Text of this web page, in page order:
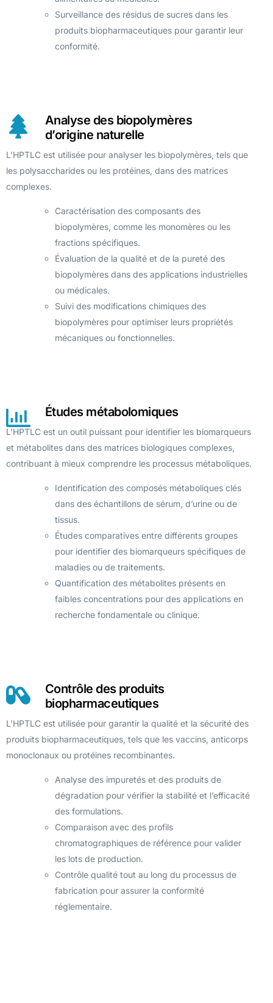
Surveillance des résidus de sucres dans les
produits biopharmaceutiques pour garantir leur
conformité.
Analyse des biopolymères
d’origine naturelle
L’HPTLC est utilisée pour analyser les biopolymères, tels que
les polysaccharides ou les protéines, dans des matrices
complexes.
Caractérisation des composants des
biopolymères, comme les monomères ou les
fractions spécifiques.
Évaluation de la qualité et de la pureté des
biopolymères dans des applications industrielles
ou médicales.
Suivi des modifications chimiques des
biopolymères pour optimiser leurs propriétés
mécaniques ou fonctionnelles.
Études métabolomiques
L’HPTLC est un outil puissant pour identifier les biomarqueurs
et métabolites dans des matrices biologiques complexes,
contribuant à mieux comprendre les processus métaboliques.
Identification des composés métaboliques clés
dans des échantillons de sérum, d’urine ou de
tissus.
Études comparatives entre différents groupes
pour identifier des biomarqueurs spécifiques de
maladies ou de traitements.
Quantification des métabolites présents en
faibles concentrations pour des applications en
recherche fondamentale ou clinique.
Contrôle des produits
biopharmaceutiques
L’HPTLC est utilisée pour garantir la qualité et la sécurité des
produits biopharmaceutiques, tels que les vaccins, anticorps
monoclonaux ou protéines recombinantes.
Analyse des impuretés et des produits de
dégradation pour vérifier la stabilité et l’efficacité
des formulations.
Comparaison avec des profils
chromatographiques de référence pour valider
les lots de production.
Contrôle qualité tout au long du processus de
fabrication pour assurer la conformité
réglementaire.